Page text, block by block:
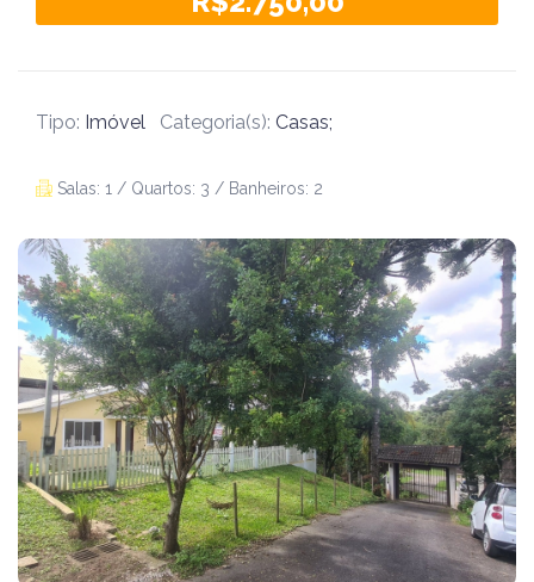
Tipo: Imóvel Categoria(s): Casas;
Salas: 1 / Quartos: 3 / Banheiros: 2